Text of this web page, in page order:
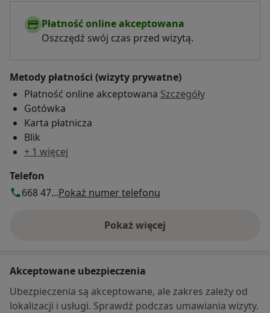
Płatność online akceptowana
Oszczędź swój czas przed wizytą.
Metody płatności (wizyty prywatne)
Płatność online akceptowana Szczegóły
Gotówka
Karta płatnicza
Blik
+ 1 więcej
Telefon
668 47...Pokaż numer telefonu
Pokaż więcej
o adresie
Akceptowane ubezpieczenia
Ubezpieczenia są akceptowane, ale zakres zależy od
lokalizacji i usługi. Sprawdź podczas umawiania wizyty.